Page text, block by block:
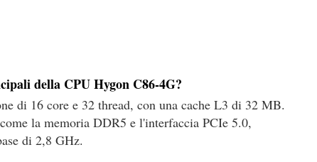
della CPU Hygon C86-4G?
di 16 core e 32 thread, con una cache L3 di 32 MB.
la memoria DDR5 e l'interfaccia PCIe 5.0,
di 2,8 GHz.